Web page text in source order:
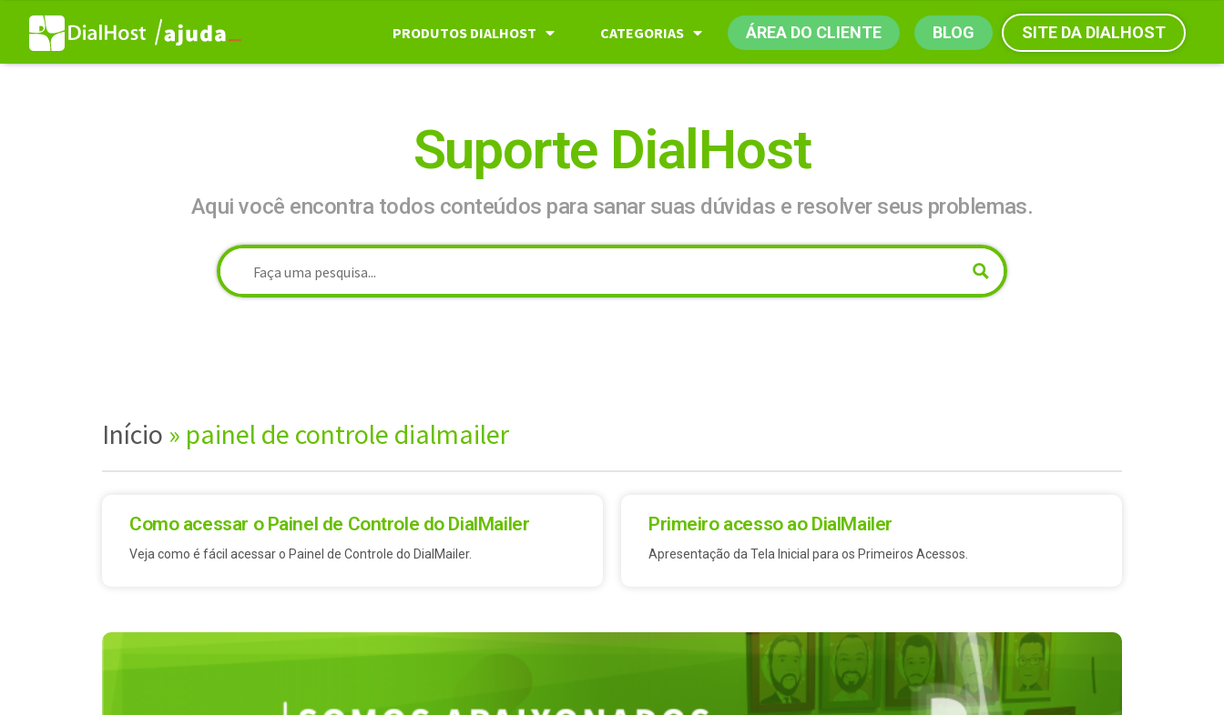
PRODUTOS DIALHOST CATEGORIAS ÁREA DO CLIENTE BLOG SITE DA DIALHOST
Suporte DialHost
Aqui você encontra todos conteúdos para sanar suas dúvidas e resolver seus problemas.
Início » painel de controle dialmailer
Como acessar o Painel de Controle do DialMailer
Veja como é fácil acessar o Painel de Controle do DialMailer.
Primeiro acesso ao DialMailer
Apresentação da Tela Inicial para os Primeiros Acessos.